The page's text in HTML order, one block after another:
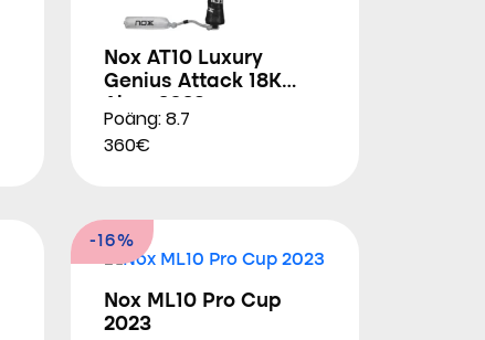
Nox AT10 Luxury
Genius Attack 18K
Poäng: 8.7
360€
-16%
Nox ML10 Pro Cup
2023